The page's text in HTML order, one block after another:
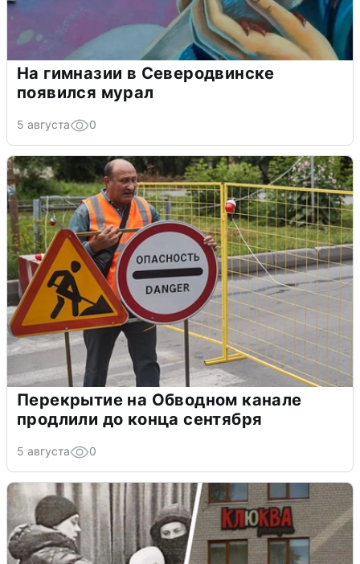
На гимназии в Северодвинске
появился мурал
5 августа 0
Перекрытие на Обводном канале
продлили до конца сентября
5 августа 0